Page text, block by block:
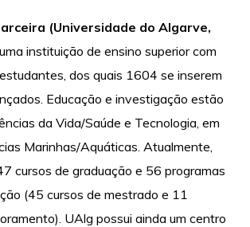
(Universidade do Algarve,
instituição de ensino superior com
dos quais 1604 se inserem
Educação e investigação estão
da Vida/Saúde e Tecnologia, em
Marinhas/Aquáticas. Atualmente,
cursos de graduação e 56 programas
(45 cursos de mestrado e 11
UAlg possui ainda um centro